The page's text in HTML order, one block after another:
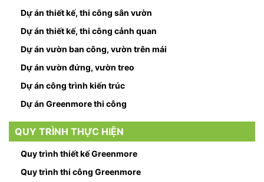
Dự án thiết kế, thi công sân vườn
Dự án thiết kế, thi công cảnh quan
Dự án vườn ban công, vườn trên mái
Dự án vườn đứng, vườn treo
Dự án công trình kiến trúc
Dự án Greenmore thi công
QUY TRÌNH THỰC HIỆN
Quy trình thiết kế Greenmore
Quy trình thi công Greenmore